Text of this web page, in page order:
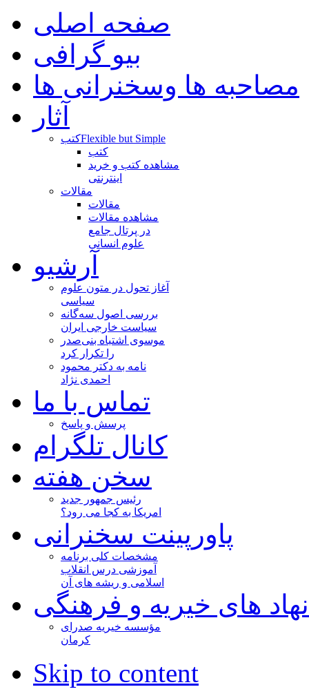
صفحه اصلی
بیو گرافی
مصاحبه ها وسخنرانی ها
آثار
کتبFlexible but Simple
کتب
مشاهده کتب و خرید
اینترنتی
مقالات
مقالات
مشاهده مقالات
در پرتال جامع
علوم انسانی
آرشیو
آغاز تحول در متون علوم
سیاسی
بررسی اصول سه‌گانه
سیاست خارجی ایران
موسوی اشتباه بنی‌صدر
را تکرار کرد
نامه به دکتر محمود
احمدی نژاد
تماس با ما
پرسش و پاسخ
کانال تلگرام
سخن هفته
رئیس جمهور جدید
امریکا به کجا می رود؟
پاورپینت سخنرانی
مشخصات کلی برنامه
آموزشی درس انقلاب
اسلامی و ریشه های آن
نهاد های خیریه و فرهنگی
مؤسسه خیریه صدرای
کرمان
Skip to content